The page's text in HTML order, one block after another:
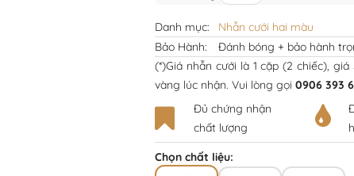
Danh mục:
Nhẫn cưới hai màu
Bảo Hành:
Đánh bóng + bảo hành
(*)Giá nhẫn cưới là 1 cặp (2 chiếc),
vàng lúc nhận. Vui lòng gọi 0906 393
Đủ chứng nhận
chất lượng
Chọn chất liệu: